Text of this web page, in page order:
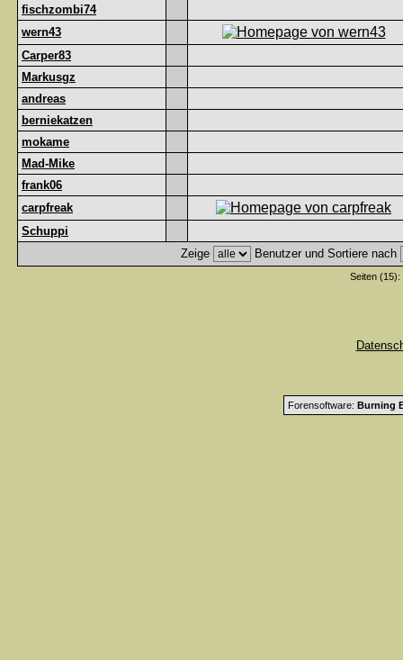
fischzombi74
wern43
Carper83
Markusgz
andreas
berniekatzen
mokame
Mad-Mike
frank06
carpfreak
Schuppi
Zeige
Benutzer und Sortiere nach
Seiten (15):
Forensoftware: Burning